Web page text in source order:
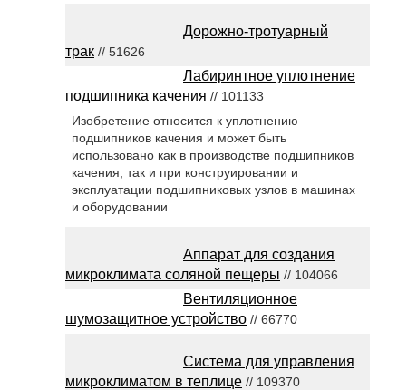
Дорожно-тротуарный
трак // 51626
Лабиринтное уплотнение
подшипника качения // 101133
Изобретение относится к уплотнению
подшипников качения и может быть
использовано как в производстве подшипников
качения, так и при конструировании и
эксплуатации подшипниковых узлов в машинах
и оборудовании
Аппарат для создания
микроклимата соляной пещеры // 104066
Вентиляционное
шумозащитное устройство // 66770
Система для управления
микроклиматом в теплице // 109370